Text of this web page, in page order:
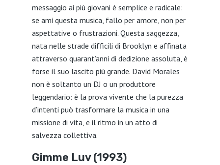
messaggio ai più giovani è semplice e radicale:
se ami questa musica, fallo per amore, non per
aspettative o frustrazioni. Questa saggezza,
nata nelle strade difficili di Brooklyn e affinata
attraverso quarant’anni di dedizione assoluta, è
forse il suo lascito più grande. David Morales
non è soltanto un DJ o un produttore
leggendario: è la prova vivente che la purezza
d’intenti può trasformare la musica in una
missione di vita, e il ritmo in un atto di
salvezza collettiva.
Gimme Luv (1993)